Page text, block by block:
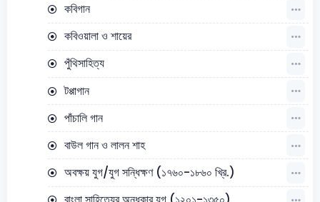
কবিগান
কবিওয়ালা ও শায়ের
পুঁথিসাহিত্য
টপ্পাগান
পাঁচালি গান
বাউল গান ও লালন শাহ
অবক্ষয় যুগ/যুগ সন্ধিক্ষণ (১৭৬০-১৮৬০ খ্রি.)